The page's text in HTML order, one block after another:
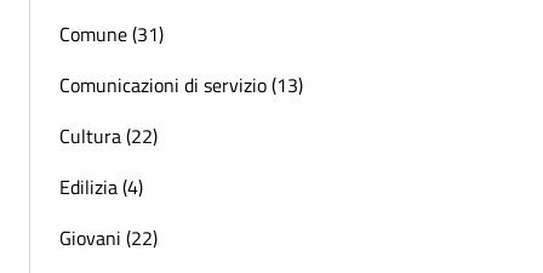
Comune (31)
Comunicazioni di servizio (13)
Cultura (22)
Edilizia (4)
Giovani (22)